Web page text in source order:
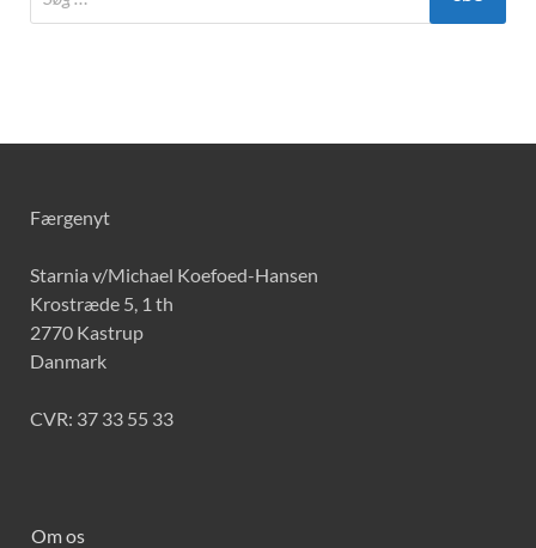
Færgenyt
Starnia v/Michael Koefoed-Hansen
Krostræde 5, 1 th
2770 Kastrup
Danmark
CVR: 37 33 55 33
Om os